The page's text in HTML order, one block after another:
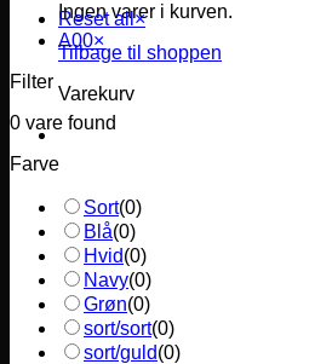
Ingen varer i kurven.
Tilbage til shoppen
Varekurv
Reset all×
A00×
Filter
0 vare found
Farve
Sort(0)
Blå(0)
Hvid(0)
Navy(0)
Grøn(0)
sort/sort(0)
sort/guld(0)